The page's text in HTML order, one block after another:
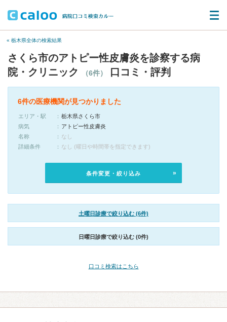
« 栃木県全体の検索結果
さくら市のアトピー性皮膚炎を診察する病
院・クリニック
（6件） 口コミ・評判
6件の医療機関が見つかりました
エリア・駅
栃木県さくら市
病気
アトピー性皮膚炎
名称
なし
詳細条件
なし (曜日や時間帯を指定できます)
条件変更・絞り込み
土曜日診療で絞り込む (6件)
日曜日診療で絞り込む (0件)
口コミ検索はこちら